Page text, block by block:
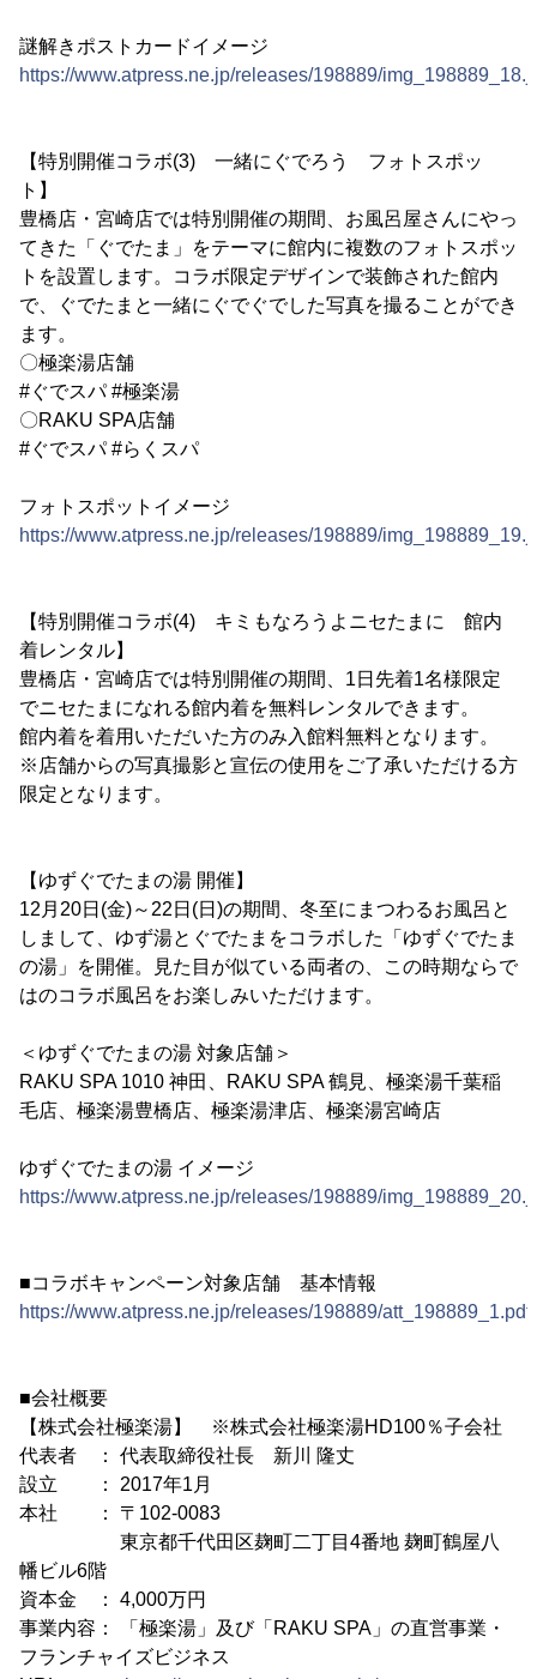
謎解きポストカードイメージ
https://www.atpress.ne.jp/releases/198889/
【特別開催コラボ(3) 一緒にぐでろう フォトスポッ
ト】
豊橋店・宮崎店では特別開催の期間、お風呂屋さんにやっ
てきた「ぐでたま」をテーマに館内に複数のフォトスポッ
トを設置します。コラボ限定デザインで装飾された館内
で、ぐでたまと一緒にぐでぐでした写真を撮ることができ
ます。
〇極楽湯店舗
#ぐでスパ #極楽湯
〇RAKU SPA店舗
#ぐでスパ #らくスパ
フォトスポットイメージ
https://www.atpress.ne.jp/releases/198889/
【特別開催コラボ(4) キミもなろうよニセたまに 館内
着レンタル】
豊橋店・宮崎店では特別開催の期間、1日先着1名様限定
でニセたまになれる館内着を無料レンタルできます。
館内着を着用いただいた方のみ入館料無料となります。
※店舗からの写真撮影と宣伝の使用をご了承いただける方
限定となります。
【ゆずぐでたまの湯 開催】
12月20日(金)～22日(日)の期間、冬至にまつわるお風呂と
しまして、ゆず湯とぐでたまをコラボした「ゆずぐでたま
の湯」を開催。見た目が似ている両者の、この時期ならで
はのコラボ風呂をお楽しみいただけます。
＜ゆずぐでたまの湯 対象店舗＞
RAKU SPA 1010 神田、RAKU SPA 鶴見、極楽湯千葉稲
毛店、極楽湯豊橋店、極楽湯津店、極楽湯宮崎店
ゆずぐでたまの湯 イメージ
https://www.atpress.ne.jp/releases/198889/
■コラボキャンペーン対象店舗 基本情報
https://www.atpress.ne.jp/releases/198889/att_198889_1.pdf
■会社概要
【株式会社極楽湯】 ※株式会社極楽湯HD100％子会社
代表者 ： 代表取締役社長 新川 隆丈
設立 ： 2017年1月
本社 ： 〒102-0083
東京都千代田区麹町二丁目4番地 麹町鶴屋八
幡ビル6階
資本金 ： 4,000万円
事業内容： 「極楽湯」及び「RAKU SPA」の直営事業・
フランチャイズビジネス